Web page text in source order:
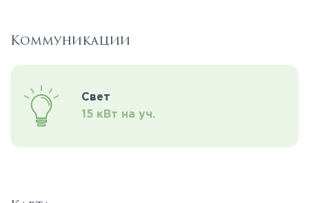
Коммуникации
Свет
15 кВт на уч.